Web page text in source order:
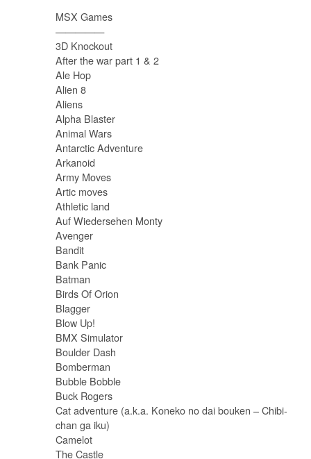
MSX Games
—————
3D Knockout
After the war part 1 & 2
Ale Hop
Alien 8
Aliens
Alpha Blaster
Animal Wars
Antarctic Adventure
Arkanoid
Army Moves
Artic moves
Athletic land
Auf Wiedersehen Monty
Avenger
Bandit
Bank Panic
Batman
Birds Of Orion
Blagger
Blow Up!
BMX Simulator
Boulder Dash
Bomberman
Bubble Bobble
Buck Rogers
Cat adventure (a.k.a. Koneko no dai bouken – Chibi-
chan ga iku)
Camelot
The Castle